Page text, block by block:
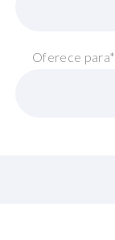
Oferece para*